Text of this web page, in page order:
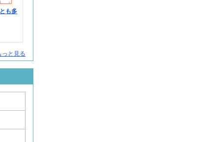
も多
と見る